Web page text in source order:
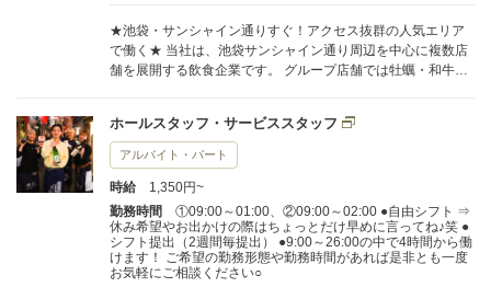
ることもあります。一方で、未経験・経験が浅い方でも、最
初は簡単な業務からスタートし、段階的にお任せしていくの
でご安心ください。 「いきなり任せきり」ということはあり
ません。 ■ ホールスタッフの仕事内容 接客・ご案内・オーダ
ガーデン ・冬はこたつ席 ・個室完備 など、他の飲食店ではな
かなか味わえない空間づくりも特徴です。 料理や日本酒に強
いこだわりがあるため、働く中で自然とお酒や食材の知識が
身につきます。 お客様からおすすめを聞かれることもありま
すが、最初は笑顔と元気があれば問題ありません。知識は少
しずつ身につけていきましょう。 ■ その他の業務 店舗運営を
より良くするため、簡単な事務作業や準備業務をお願いする
場合もあります。 誰かと一緒に目標に向かって取り組むこと
★池袋・サンシャイン通りすぐ！アクセス抜群の人気エリア
で働く★ 当社は、池袋サンシャイン通り周辺を中心に複数店
舗を展開する飲食企業です。 グループ店舗では牡蠣・和牛・
も新規出店・リニューアルが続いており、事業拡大に伴い調
理スタッフ・ホールスタッフを増員募集しています。 ■ 調理
スタッフの仕事内容 配属店舗に応じた調理業務をお任せしま
す。 具体的には、 ・仕込み、調理、盛り付けなどの基本的な
調理業務 ・店舗によっては魚を捌く、肉を捌くといった専門
的な調理 ・季節ごとのコース料理や限定メニューの調理 な
ど、幅広い経験を積むことができます。 経験者の方には、オ
リジナルメニューの開発や新店舗づくりへの参加をお願いす
ホールスタッフ・サービススタッフ
アルバイト・パート
時給
1,350円~
勤務時間
①09:00～01:00、②09:00～02:00 ●自由シフト ⇒
休み希望やお出かけの際はちょっとだけ早めに言ってね♪笑 ●
シフト提出（2週間毎提出） ●9:00～26:00の中で4時間から働
けます！ ご希望の勤務形態や勤務時間があれば是非とも一度
お気軽にご相談ください○